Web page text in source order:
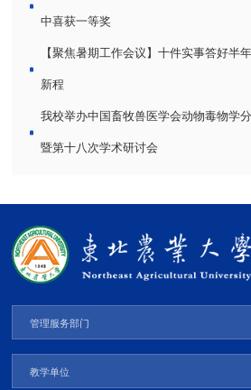
中喜获一等奖
【聚焦暑期工作会议】十件实事答好半
新程
我校举办中国畜牧兽医学会动物毒物学
暨第十八次学术研讨会
管理服务部门
教学单位